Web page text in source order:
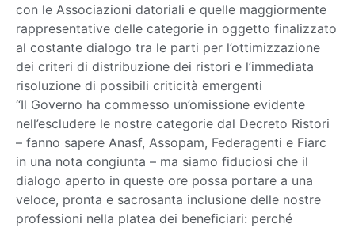
con le Associazioni datoriali e quelle maggiormente
rappresentative delle categorie in oggetto finalizzato
al costante dialogo tra le parti per l’ottimizzazione
dei criteri di distribuzione dei ristori e l’immediata
risoluzione di possibili criticità emergenti
“Il Governo ha commesso un’omissione evidente
nell’escludere le nostre categorie dal Decreto Ristori
– fanno sapere Anasf, Assopam, Federagenti e Fiarc
in una nota congiunta – ma siamo fiduciosi che il
dialogo aperto in queste ore possa portare a una
veloce, pronta e sacrosanta inclusione delle nostre
professioni nella platea dei beneficiari: perché